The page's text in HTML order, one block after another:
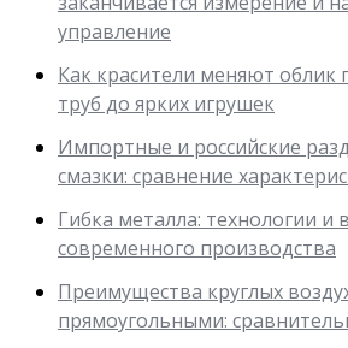
управление
Как красители меняют облик
труб до ярких игрушек
Импортные и российские
смазки: сравнение
Гибка металла: технологии и
современного производства
Преимущества круглых
прямоугольными: